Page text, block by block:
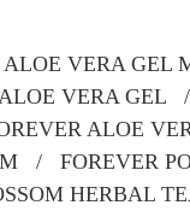
VERA GEL
VERA GEL
ALOE
/ FOREVER
HERBAL